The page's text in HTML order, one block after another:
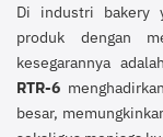
Di industri bakery
produk dengan
kesegarannya
RTR-6
besar,